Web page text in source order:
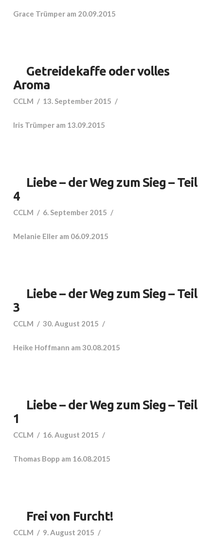
Grace Trümper am 20.09.2015
Getreidekaffe oder volles
Aroma
CCLM 13. September 2015
Iris Trümper am 13.09.2015
Liebe – der Weg zum Sieg – Teil
4
CCLM 6. September 2015
Melanie Eller am 06.09.2015
Liebe – der Weg zum Sieg – Teil
3
CCLM 30. August 2015
Heike Hoffmann am 30.08.2015
Liebe – der Weg zum Sieg – Teil
1
CCLM 16. August 2015
Thomas Bopp am 16.08.2015
Frei von Furcht!
CCLM 9. August 2015